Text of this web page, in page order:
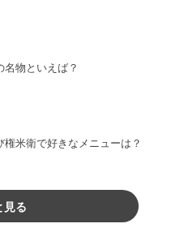
名物といえば？
権米衛で好きなメニューは？
見る